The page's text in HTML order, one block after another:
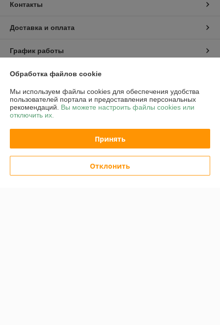
Контакты
Доставка и оплата
График работы
Полная версия сайта
Политика обработки cookies
Сайт создан на платформе Deal.by
Обработка файлов cookie
Мы используем файлы cookies для обеспечения удобства
пользователей портала и предоставления персональных
рекомендаций. Вы можете настроить файлы cookies или
отключить их.
Принять
Отклонить